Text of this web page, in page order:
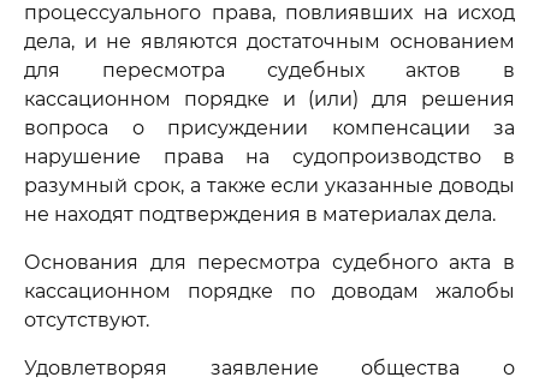
процессуального права, повлиявших на исход
дела, и не являются достаточным основанием
для пересмотра судебных актов в
кассационном порядке и (или) для решения
вопроса о присуждении компенсации за
нарушение права на судопроизводство в
разумный срок, а также если указанные доводы
не находят подтверждения в материалах дела.
Основания для пересмотра судебного акта в
кассационном порядке по доводам жалобы
отсутствуют.
Удовлетворяя заявление общества о